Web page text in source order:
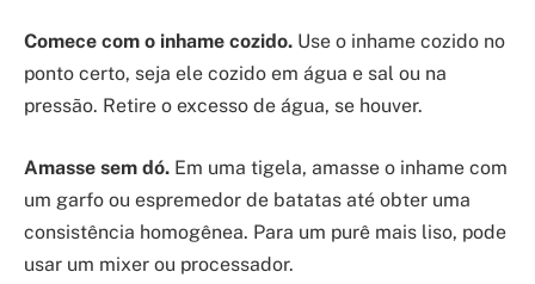
Comece com o inhame cozido. Use o inhame cozido no
ponto certo, seja ele cozido em água e sal ou na
pressão. Retire o excesso de água, se houver.
Amasse sem dó. Em uma tigela, amasse o inhame com
um garfo ou espremedor de batatas até obter uma
consistência homogênea. Para um purê mais liso, pode
usar um mixer ou processador.